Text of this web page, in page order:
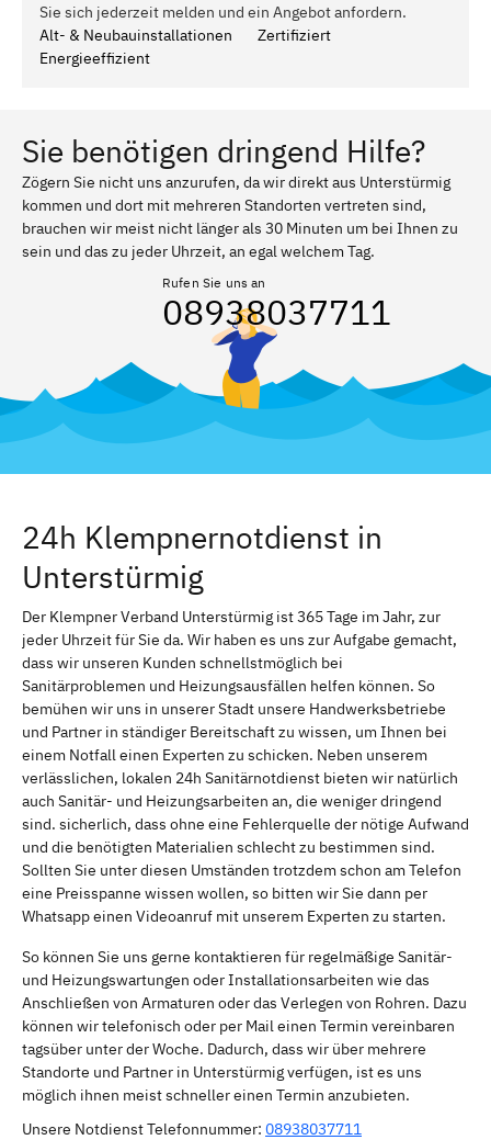
Sie sich jederzeit melden und ein Angebot anfordern.
Alt- & Neubauinstallationen
Zertifiziert
Energieeffizient
Sie benötigen dringend Hilfe?
Zögern Sie nicht uns anzurufen, da wir direkt aus Unterstürmig
kommen und dort mit mehreren Standorten vertreten sind,
brauchen wir meist nicht länger als 30 Minuten um bei Ihnen zu
sein und das zu jeder Uhrzeit, an egal welchem Tag.
Rufen Sie uns an
08938037711
24h Klempnernotdienst in
Unterstürmig
Der Klempner Verband Unterstürmig ist 365 Tage im Jahr, zur
jeder Uhrzeit für Sie da. Wir haben es uns zur Aufgabe gemacht,
dass wir unseren Kunden schnellstmöglich bei
Sanitärproblemen und Heizungsausfällen helfen können. So
bemühen wir uns in unserer Stadt unsere Handwerksbetriebe
und Partner in ständiger Bereitschaft zu wissen, um Ihnen bei
einem Notfall einen Experten zu schicken. Neben unserem
verlässlichen, lokalen 24h Sanitärnotdienst bieten wir natürlich
auch Sanitär- und Heizungsarbeiten an, die weniger dringend
sind. sicherlich, dass ohne eine Fehlerquelle der nötige Aufwand
und die benötigten Materialien schlecht zu bestimmen sind.
Sollten Sie unter diesen Umständen trotzdem schon am Telefon
eine Preisspanne wissen wollen, so bitten wir Sie dann per
Whatsapp einen Videoanruf mit unserem Experten zu starten.
So können Sie uns gerne kontaktieren für regelmäßige Sanitär-
und Heizungswartungen oder Installationsarbeiten wie das
Anschließen von Armaturen oder das Verlegen von Rohren. Dazu
können wir telefonisch oder per Mail einen Termin vereinbaren
tagsüber unter der Woche. Dadurch, dass wir über mehrere
Standorte und Partner in Unterstürmig verfügen, ist es uns
möglich ihnen meist schneller einen Termin anzubieten.
Unsere Notdienst Telefonnummer: 08938037711